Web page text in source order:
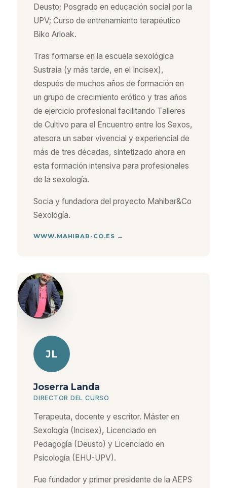
Deusto; Posgrado en educación social por la
UPV; Curso de entrenamiento terapéutico
Biko Arloak.
Tras formarse en la escuela sexológica
Sustraia (y más tarde, en el Incisex),
después de muchos años de formación en
un grupo de crecimiento erótico y tras años
de ejercicio profesional facilitando Talleres
de Cultivo para el Encuentro entre los Sexos,
atesora un saber vivencial y experiencial de
más de tres décadas, sintetizado ahora en
esta formación intensiva para profesionales
de la sexología.
Socia y fundadora del proyecto Mahibar&Co
Sexología.
WWW.MAHIBAR-CO.ES →
JL
Joserra Landa
DIRECTOR DEL CURSO
Terapeuta, docente y escritor. Máster en
Sexología (Incisex), Licenciado en
Pedagogía (Deusto) y Licenciado en
Psicología (EHU-UPV).
Fue fundador y primer presidente de la AEPS